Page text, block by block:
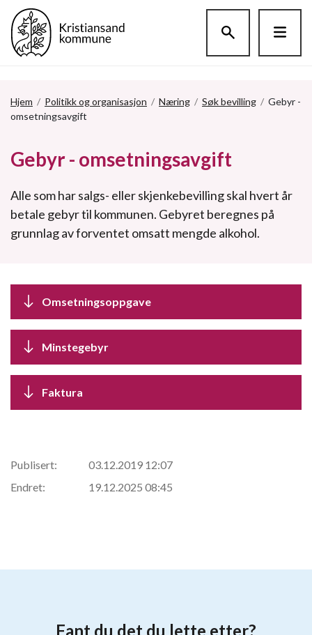
Hjem / Politikk og organisasjon / Næring / Søk bevilling / Gebyr -
omsetningsavgift
Gebyr - omsetningsavgift
Alle som har salgs- eller skjenkebevilling skal hvert år
betale gebyr til kommunen. Gebyret beregnes på
grunnlag av forventet omsatt mengde alkohol.
Omsetningsoppgave
Minstegebyr
Faktura
Publisert:
03.12.2019 12:07
Endret:
19.12.2025 08:45